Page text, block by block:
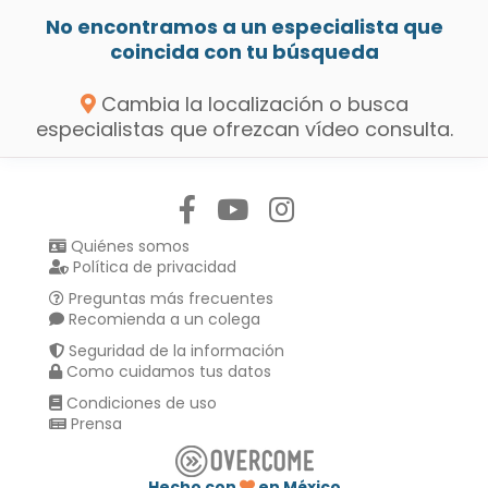
No encontramos a un especialista que
coincida con tu búsqueda
Cambia la localización o busca
especialistas que ofrezcan vídeo consulta.
Quiénes somos
Política de privacidad
Preguntas más frecuentes
Recomienda a un colega
Seguridad de la información
Como cuidamos tus datos
Condiciones de uso
Prensa